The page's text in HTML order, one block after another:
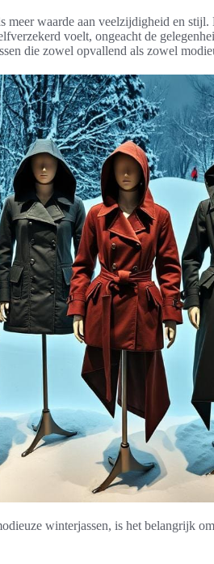
meer waarde aan veelzijdigheid en stijl.
voelt, ongeacht de
die zowel opvallend als zowel
winterjassen, is het belangrijk